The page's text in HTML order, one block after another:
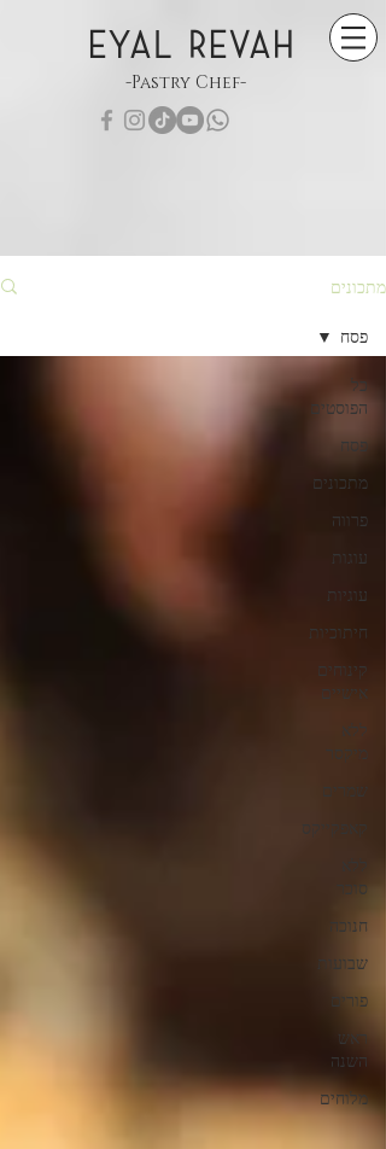
EYAL REVAH
-Pastry Chef-
מתכונים
כל
הפוסטים
פסח
מתכונים
פרווה
עוגות
עוגיות
חיתוכיות
קינוחים
אישיים
מיקסר
שמרים
קאפקייקס
סוכר
חנוכה
שבועות
פורים
ראש
השנה
מלוחים
פסח